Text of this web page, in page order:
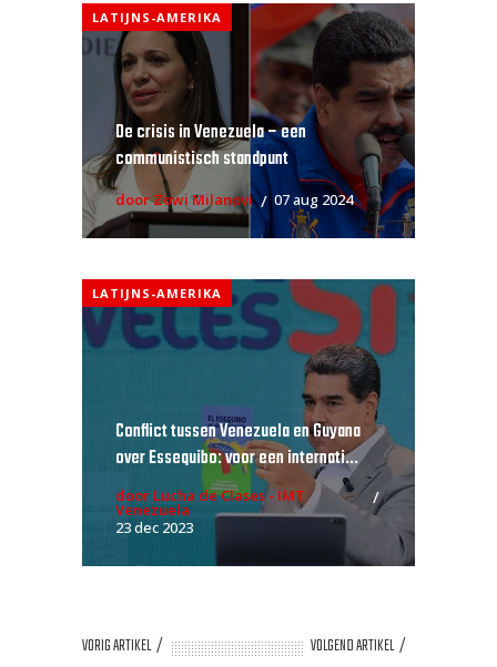
LATIJNS-AMERIKA
De crisis in Venezuela – een
communistisch standpunt
door Zowi Milanovi 07 aug 2024
LATIJNS-AMERIKA
Conflict tussen Venezuela en Guyana
over Essequibo: voor een internati...
door Lucha de Clases - IMT
Venezuela
23 dec 2023
VORIG ARTIKEL
VOLGEND ARTIKEL